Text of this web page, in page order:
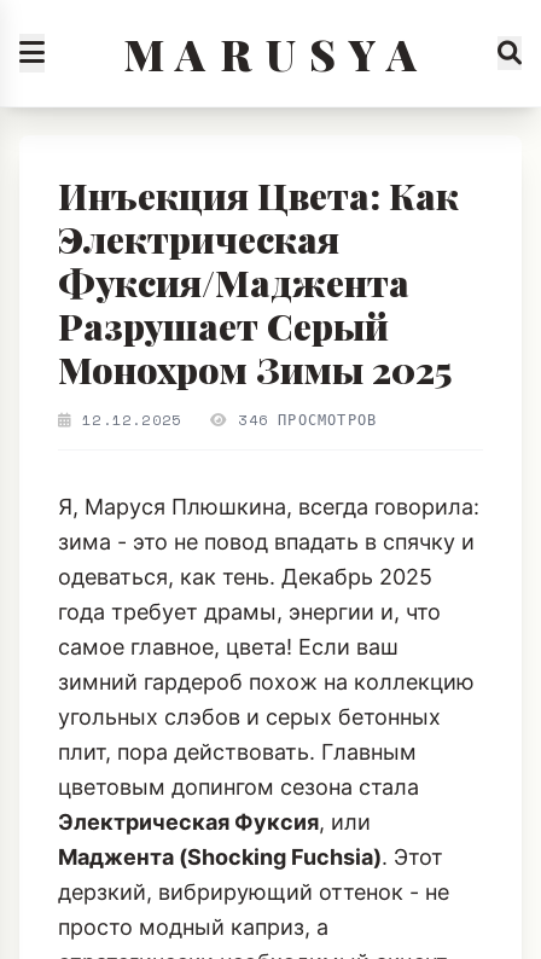
M A R U S Y A
Инъекция Цвета: Как
Электрическая
Фуксия/Маджента
Разрушает Серый
Монохром Зимы 2025
12.12.2025 346 ПРОСМОТРОВ
Я, Маруся Плюшкина, всегда говорила:
зима - это не повод впадать в спячку и
одеваться, как тень. Декабрь 2025
года требует драмы, энергии и, что
самое главное, цвета! Если ваш
зимний гардероб похож на коллекцию
угольных слэбов и серых бетонных
плит, пора действовать. Главным
цветовым допингом сезона стала
Электрическая Фуксия, или